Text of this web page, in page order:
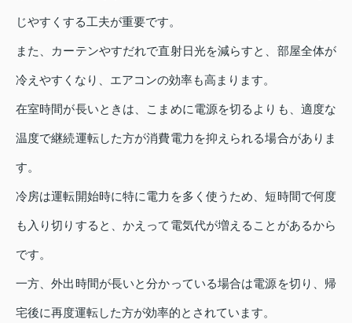
じやすくする工夫が重要です。
また、カーテンやすだれで直射日光を減らすと、部屋全体が
冷えやすくなり、エアコンの効率も高まります。
在室時間が長いときは、こまめに電源を切るよりも、適度な
温度で継続運転した方が消費電力を抑えられる場合がありま
す。
冷房は運転開始時に特に電力を多く使うため、短時間で何度
も入り切りすると、かえって電気代が増えることがあるから
です。
一方、外出時間が長いと分かっている場合は電源を切り、帰
宅後に再度運転した方が効率的とされています。